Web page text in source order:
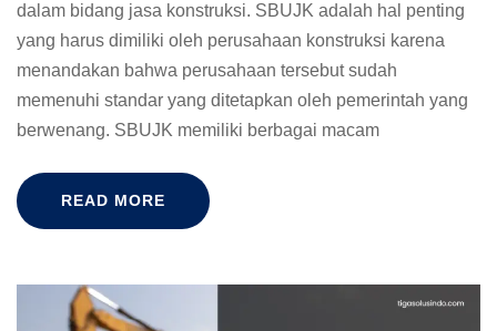
dalam bidang jasa konstruksi. SBUJK adalah hal penting
yang harus dimiliki oleh perusahaan konstruksi karena
menandakan bahwa perusahaan tersebut sudah
memenuhi standar yang ditetapkan oleh pemerintah yang
berwenang. SBUJK memiliki berbagai macam
READ MORE